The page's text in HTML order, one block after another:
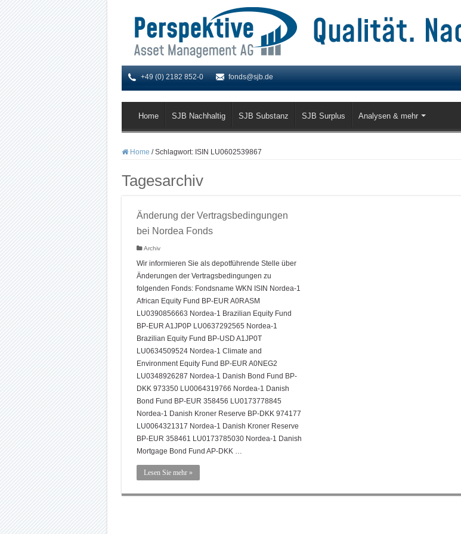
+49 (0) 2182 852-0 fonds@sjb.de
Home SJB Nachhaltig SJB Substanz SJB Surplus Analysen & mehr
Home / Schlagwort: ISIN LU0602539867
Tagesarchiv
Änderung der Vertragsbedingungen
bei Nordea Fonds
Archiv
Wir informieren Sie als depotführende Stelle über
Änderungen der Vertragsbedingungen zu
folgenden Fonds: Fondsname WKN ISIN Nordea-1
African Equity Fund BP-EUR A0RASM
LU0390856663 Nordea-1 Brazilian Equity Fund
BP-EUR A1JP0P LU0637292565 Nordea-1
Brazilian Equity Fund BP-USD A1JP0T
LU0634509524 Nordea-1 Climate and
Environment Equity Fund BP-EUR A0NEG2
LU0348926287 Nordea-1 Danish Bond Fund BP-
DKK 973350 LU0064319766 Nordea-1 Danish
Bond Fund BP-EUR 358456 LU0173778845
Nordea-1 Danish Kroner Reserve BP-DKK 974177
LU0064321317 Nordea-1 Danish Kroner Reserve
BP-EUR 358461 LU0173785030 Nordea-1 Danish
Mortgage Bond Fund AP-DKK …
Lesen Sie mehr »